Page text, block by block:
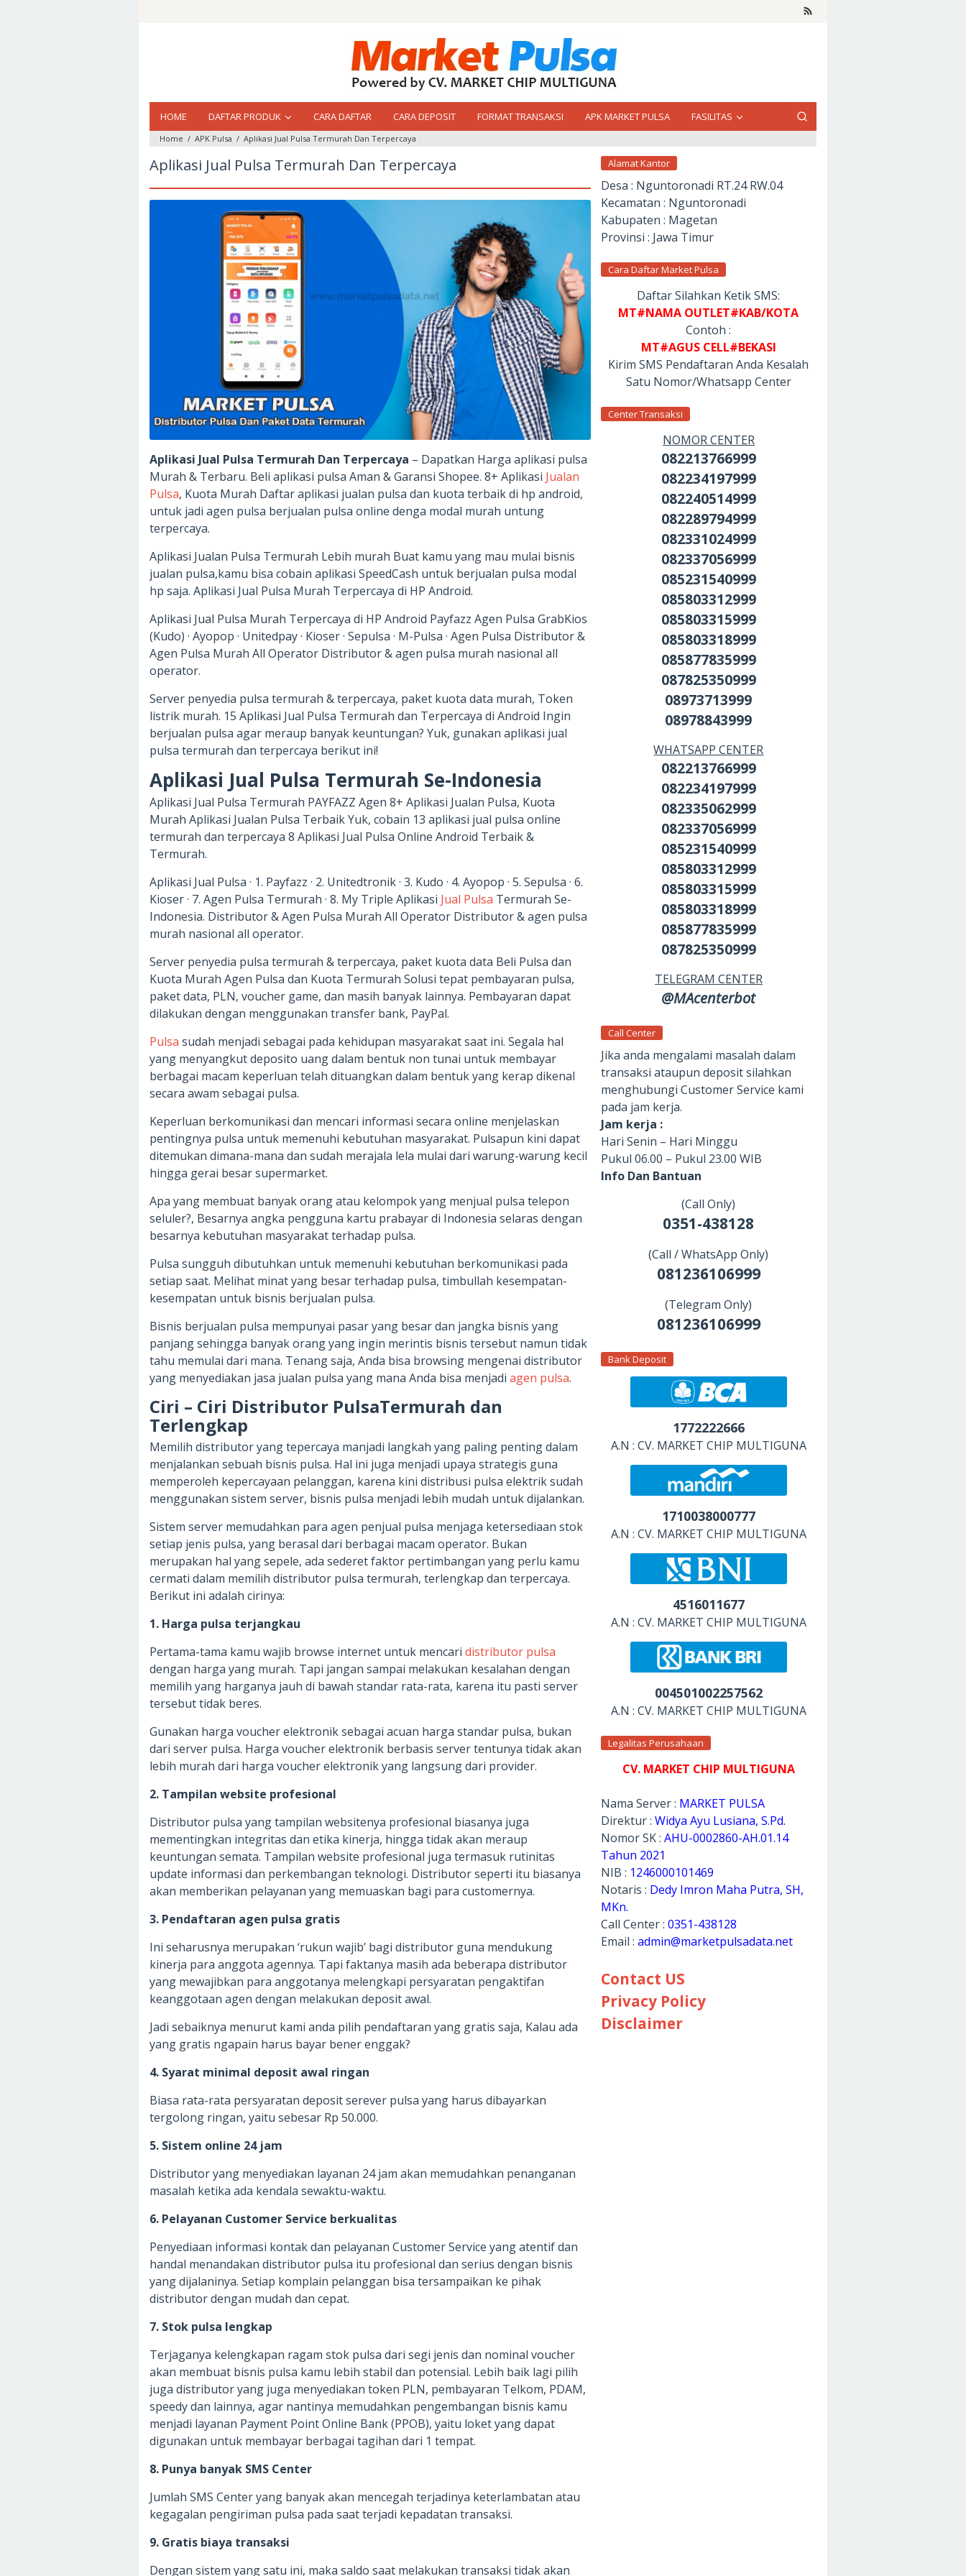
HOME DAFTAR PRODUK CARA DAFTAR CARA DEPOSIT FORMAT TRANSAKSI APK MARKET PULSA FASILITAS
Home / APK Pulsa / Aplikasi Jual Pulsa Termurah Dan Terpercaya
Aplikasi Jual Pulsa Termurah Dan Terpercaya
Aplikasi Jual Pulsa Termurah Dan Terpercaya – Dapatkan Harga aplikasi pulsa
Murah & Terbaru. Beli aplikasi pulsa Aman & Garansi Shopee. 8+ Aplikasi Jualan
Pulsa, Kuota Murah Daftar aplikasi jualan pulsa dan kuota terbaik di hp android,
untuk jadi agen pulsa berjualan pulsa online denga modal murah untung
terpercaya.
Aplikasi Jualan Pulsa Termurah Lebih murah Buat kamu yang mau mulai bisnis
jualan pulsa,kamu bisa cobain aplikasi SpeedCash untuk berjualan pulsa modal
hp saja. Aplikasi Jual Pulsa Murah Terpercaya di HP Android.
Aplikasi Jual Pulsa Murah Terpercaya di HP Android Payfazz Agen Pulsa GrabKios
(Kudo) · Ayopop · Unitedpay · Kioser · Sepulsa · M-Pulsa · Agen Pulsa Distributor &
Agen Pulsa Murah All Operator Distributor & agen pulsa murah nasional all
operator.
Server penyedia pulsa termurah & terpercaya, paket kuota data murah, Token
listrik murah. 15 Aplikasi Jual Pulsa Termurah dan Terpercaya di Android Ingin
berjualan pulsa agar meraup banyak keuntungan? Yuk, gunakan aplikasi jual
pulsa termurah dan terpercaya berikut ini!
Aplikasi Jual Pulsa Termurah Se-Indonesia
Aplikasi Jual Pulsa Termurah PAYFAZZ Agen 8+ Aplikasi Jualan Pulsa, Kuota
Murah Aplikasi Jualan Pulsa Terbaik Yuk, cobain 13 aplikasi jual pulsa online
termurah dan terpercaya 8 Aplikasi Jual Pulsa Online Android Terbaik &
Termurah.
Aplikasi Jual Pulsa · 1. Payfazz · 2. Unitedtronik · 3. Kudo · 4. Ayopop · 5. Sepulsa · 6.
Kioser · 7. Agen Pulsa Termurah · 8. My Triple Aplikasi Jual Pulsa Termurah Se-
Indonesia. Distributor & Agen Pulsa Murah All Operator Distributor & agen pulsa
murah nasional all operator.
Server penyedia pulsa termurah & terpercaya, paket kuota data Beli Pulsa dan
Kuota Murah Agen Pulsa dan Kuota Termurah Solusi tepat pembayaran pulsa,
paket data, PLN, voucher game, dan masih banyak lainnya. Pembayaran dapat
dilakukan dengan menggunakan transfer bank, PayPal.
Pulsa sudah menjadi sebagai pada kehidupan masyarakat saat ini. Segala hal
yang menyangkut deposito uang dalam bentuk non tunai untuk membayar
berbagai macam keperluan telah dituangkan dalam bentuk yang kerap dikenal
secara awam sebagai pulsa.
Keperluan berkomunikasi dan mencari informasi secara online menjelaskan
pentingnya pulsa untuk memenuhi kebutuhan masyarakat. Pulsapun kini dapat
ditemukan dimana-mana dan sudah merajala lela mulai dari warung-warung kecil
hingga gerai besar supermarket.
Apa yang membuat banyak orang atau kelompok yang menjual pulsa telepon
seluler?, Besarnya angka pengguna kartu prabayar di Indonesia selaras dengan
besarnya kebutuhan masyarakat terhadap pulsa.
Pulsa sungguh dibutuhkan untuk memenuhi kebutuhan berkomunikasi pada
setiap saat. Melihat minat yang besar terhadap pulsa, timbullah kesempatan-
kesempatan untuk bisnis berjualan pulsa.
Bisnis berjualan pulsa mempunyai pasar yang besar dan jangka bisnis yang
panjang sehingga banyak orang yang ingin merintis bisnis tersebut namun tidak
tahu memulai dari mana. Tenang saja, Anda bisa browsing mengenai distributor
yang menyediakan jasa jualan pulsa yang mana Anda bisa menjadi agen pulsa.
Ciri – Ciri Distributor PulsaTermurah dan
Terlengkap
Memilih distributor yang tepercaya manjadi langkah yang paling penting dalam
menjalankan sebuah bisnis pulsa. Hal ini juga menjadi upaya strategis guna
memperoleh kepercayaan pelanggan, karena kini distribusi pulsa elektrik sudah
menggunakan sistem server, bisnis pulsa menjadi lebih mudah untuk dijalankan.
Sistem server memudahkan para agen penjual pulsa menjaga ketersediaan stok
setiap jenis pulsa, yang berasal dari berbagai macam operator. Bukan
merupakan hal yang sepele, ada sederet faktor pertimbangan yang perlu kamu
cermati dalam memilih distributor pulsa termurah, terlengkap dan terpercaya.
Berikut ini adalah cirinya:
1. Harga pulsa terjangkau
Pertama-tama kamu wajib browse internet untuk mencari distributor pulsa
dengan harga yang murah. Tapi jangan sampai melakukan kesalahan dengan
memilih yang harganya jauh di bawah standar rata-rata, karena itu pasti server
tersebut tidak beres.
Gunakan harga voucher elektronik sebagai acuan harga standar pulsa, bukan
dari server pulsa. Harga voucher elektronik berbasis server tentunya tidak akan
lebih murah dari harga voucher elektronik yang langsung dari provider.
2. Tampilan website profesional
Distributor pulsa yang tampilan websitenya profesional biasanya juga
mementingkan integritas dan etika kinerja, hingga tidak akan meraup
keuntungan semata. Tampilan website profesional juga termasuk rutinitas
update informasi dan perkembangan teknologi. Distributor seperti itu biasanya
akan memberikan pelayanan yang memuaskan bagi para customernya.
3. Pendaftaran agen pulsa gratis
Ini seharusnya merupakan ‘rukun wajib’ bagi distributor guna mendukung
kinerja para anggota agennya. Tapi faktanya masih ada beberapa distributor
yang mewajibkan para anggotanya melengkapi persyaratan pengaktifan
keanggotaan agen dengan melakukan deposit awal.
Jadi sebaiknya menurut kami anda pilih pendaftaran yang gratis saja, Kalau ada
yang gratis ngapain harus bayar bener enggak?
4. Syarat minimal deposit awal ringan
Biasa rata-rata persyaratan deposit serever pulsa yang harus dibayarkan
tergolong ringan, yaitu sebesar Rp 50.000.
5. Sistem online 24 jam
Distributor yang menyediakan layanan 24 jam akan memudahkan penanganan
masalah ketika ada kendala sewaktu-waktu.
6. Pelayanan Customer Service berkualitas
Penyediaan informasi kontak dan pelayanan Customer Service yang atentif dan
handal menandakan distributor pulsa itu profesional dan serius dengan bisnis
yang dijalaninya. Setiap komplain pelanggan bisa tersampaikan ke pihak
distributor dengan mudah dan cepat.
7. Stok pulsa lengkap
Terjaganya kelengkapan ragam stok pulsa dari segi jenis dan nominal voucher
akan membuat bisnis pulsa kamu lebih stabil dan potensial. Lebih baik lagi pilih
juga distributor yang juga menyediakan token PLN, pembayaran Telkom, PDAM,
speedy dan lainnya, agar nantinya memudahkan pengembangan bisnis kamu
menjadi layanan Payment Point Online Bank (PPOB), yaitu loket yang dapat
digunakan untuk membayar berbagai tagihan dari 1 tempat.
8. Punya banyak SMS Center
Jumlah SMS Center yang banyak akan mencegah terjadinya keterlambatan atau
kegagalan pengiriman pulsa pada saat terjadi kepadatan transaksi.
9. Gratis biaya transaksi
Dengan sistem yang satu ini, maka saldo saat melakukan transaksi tidak akan
Alamat Kantor
Desa : Nguntoronadi RT.24 RW.04
Kecamatan : Nguntoronadi
Kabupaten : Magetan
Provinsi : Jawa Timur
Cara Daftar Market Pulsa
Daftar Silahkan Ketik SMS:
MT#NAMA OUTLET#KAB/KOTA
Contoh :
MT#AGUS CELL#BEKASI
Kirim SMS Pendaftaran Anda Kesalah
Satu Nomor/Whatsapp Center
Center Transaksi
NOMOR CENTER
082213766999
082234197999
082240514999
082289794999
082331024999
082337056999
085231540999
085803312999
085803315999
085803318999
085877835999
087825350999
08973713999
08978843999
WHATSAPP CENTER
082213766999
082234197999
082335062999
082337056999
085231540999
085803312999
085803315999
085803318999
085877835999
087825350999
TELEGRAM CENTER
@MAcenterbot
Call Center
Jika anda mengalami masalah dalam
transaksi ataupun deposit silahkan
menghubungi Customer Service kami
pada jam kerja.
Jam kerja :
Hari Senin – Hari Minggu
Pukul 06.00 – Pukul 23.00 WIB
Info Dan Bantuan
(Call Only)
0351-438128
(Call / WhatsApp Only)
081236106999
(Telegram Only)
081236106999
Bank Deposit
1772222666
A.N : CV. MARKET CHIP MULTIGUNA
1710038000777
A.N : CV. MARKET CHIP MULTIGUNA
4516011677
A.N : CV. MARKET CHIP MULTIGUNA
004501002257562
A.N : CV. MARKET CHIP MULTIGUNA
Legalitas Perusahaan
CV. MARKET CHIP MULTIGUNA
Nama Server : MARKET PULSA
Direktur : Widya Ayu Lusiana, S.Pd.
Nomor SK : AHU-0002860-AH.01.14
Tahun 2021
NIB : 1246000101469
Notaris : Dedy Imron Maha Putra, SH,
MKn.
Call Center : 0351-438128
Email : admin@marketpulsadata.net
Contact US
Privacy Policy
Disclaimer